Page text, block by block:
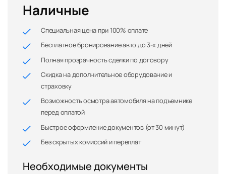
Наличные
Специальная цена при 100% оплате
Бесплатное бронирование авто до 3-х дней
Полная прозрачность сделки по договору
Скидка на дополнительное оборудование и
страховку
Возможность осмотра автомобиля на подъемнике
перед оплатой
Быстрое оформление документов (от 30 минут)
Без скрытых комиссий и переплат
Необходимые документы